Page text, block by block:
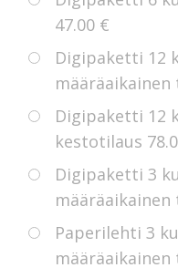
47.00 €
Digipaketti 12
määräaikainen
Digipaketti 12
kestotilaus
Digipaketti 3
määräaikainen
Paperilehti 3
määräaikainen